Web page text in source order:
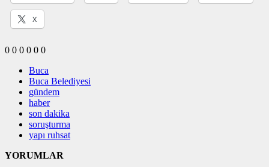
X
0 0 0 0 0 0
Buca
Buca Belediyesi
gündem
haber
son dakika
soruşturma
yapı ruhsat
YORUMLAR